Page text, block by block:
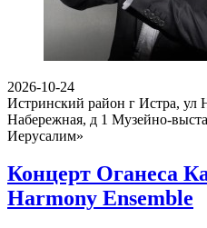
2026-10-24
Истринский район г Истра, ул
Набережная, д 1 Музейно-
Иерусалим»
Концерт Оганеса
Harmony Ensemble